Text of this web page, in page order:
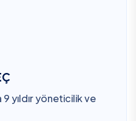
yıldır yöneticilik ve